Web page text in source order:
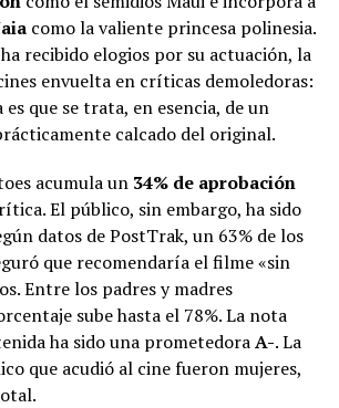
como la valiente princesa polinesia.
ha recibido elogios por su actuación, la
envuelta en críticas demoledoras:
que se trata, en esencia, de un
calcado del original.
acumula un 34% de aprobación
El público, sin embargo, ha sido
datos de PostTrak, un 63% de los
que recomendaría el filme «sin
Entre los padres y madres
sube hasta el 78%. La nota
ha sido una prometedoraA-. La
que acudió al cine fueron mujeres,